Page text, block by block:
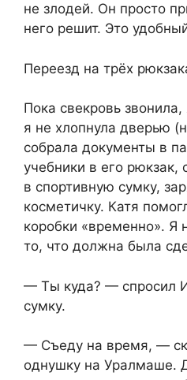
не злодей. Он просто
него решит. Это
Переезд на трёх
Пока свекровь
я не хлопнула дверью
собрала документы в
учебники в его
в спортивную сумку,
косметичку. Катя
коробки «временно». Я
то, что должна была
— Ты куда? — спросил
сумку.
— Съеду на время, —
однушку на Уралмаше.